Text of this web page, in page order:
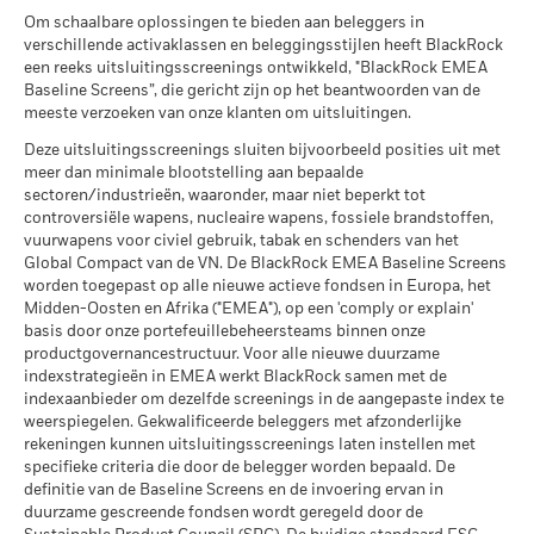
belegging kan stijgen of dalen als gevolg van
valutaschommelingen als uw belegging wordt gedaan in een
andere valuta dan die gebruikt in de berekening van de
prestaties in het verleden. Bron: Blackrock
(kapitalisatieaandelen) bedraagt 1,32% (max. EUR 4.000).
Ontvangen dividenden van distributieaandelen zijn
onderworpen aan de Belgische roerende voorheffing van
30%. De Belgische roerende voorheffing die toegepast wordt
wederinkoopprijs van kapitalisatie- en distributieaandelen
die meer dan 10% van hun activa beleggen in om het even
welk type van schuldvorderingen, bedraagt 30%.
Publicatie van de netto-inventariswaarde:
www.blackrock.com/be , De Tijd,www.fundinfo.com. Gelieve
voor klachten over dit fonds contact op te nemen met
BlackRock op het nummer 02 402 49 00, of een e-mail te
sturen naar belux@blackrock.com.Voor uw veiligheid worden
telefoongesprekken doorgaans opgenomen.
U kunt ook
contact opnemen met de Consumer Mediation Service. Meer
informatie vindt u ophttp://www.ombudsfin.be.
Gematigd
Wat u kunt terugkrijgen na aftrek van
Gemiddeld rendement per jaar
Gunstig
Wat u kunt terugkrijgen na aftrek van
Het stressscenario laat zien wat u zou kunnen terugkrijgen in
extreme marktomstandigheden.
MSCI ESG-Fondsrating (AAA-
CCC)
per 17/jul/2026
MSCI ESG-kwaliteitsscore (0-
per 17/jul/2026
Wereldwijde classificatie van
fondsen door Lipper
Bond EUR Short Term
MSCI Gewogen Gemiddelde
Koolstofintensiteit (ton CO2-
eq/$ miljoen OMZET)
per 17/jul/2026
103,15
MSCI ESG % Dekking
per 17/jul/2026
MSCI ESG-kwaliteitsscore –
Percentiel peer
per 17/jul/2026
56,41
Fondsen in peergroup
per 17/jul/2026
per 30/jun/2026
MSCI – Overtreders van
Global Compact van de VN
per 30/jun/2026
0,00%
MSCI – Ketelkool
per 30/jun/2026
0,00%
MSCI – Oliezand
per 30/jun/2026
Betrokkenheid van
bedrijfsleven Dekking
per 30/jun/2026
Percentage niet-gedekt
Fonds
per 30/jun/2026
55,83%
De blootstellingen van BlackRock inzake betrokkenheid van
het bedrijfsleven, zoals hierboven weergegeven voor
BlackRock Global Funds - Prospectus (French
- Belgium^France)
Alle documenten
Om schaalbare oplossingen te bieden aan beleggers in
verschillende activaklassen en beleggingsstijlen heeft BlackRock
een reeks uitsluitingsscreenings ontwikkeld, "BlackRock EMEA
Baseline Screens”, die gericht zijn op het beantwoorden van de
meeste verzoeken van onze klanten om uitsluitingen.
Deze uitsluitingsscreenings sluiten bijvoorbeeld posities uit met
meer dan minimale blootstelling aan bepaalde
sectoren/industrieën, waaronder, maar niet beperkt tot
controversiële wapens, nucleaire wapens, fossiele brandstoffen,
vuurwapens voor civiel gebruik, tabak en schenders van het
Global Compact van de VN. De BlackRock EMEA Baseline Screens
worden toegepast op alle nieuwe actieve fondsen in Europa, het
Midden-Oosten en Afrika ("EMEA"), op een 'comply or explain'
basis door onze portefeuillebeheersteams binnen onze
productgovernancestructuur. Voor alle nieuwe duurzame
indexstrategieën in EMEA werkt BlackRock samen met de
indexaanbieder om dezelfde screenings in de aangepaste index te
weerspiegelen. Gekwalificeerde beleggers met afzonderlijke
rekeningen kunnen uitsluitingsscreenings laten instellen met
specifieke criteria die door de belegger worden bepaald. De
definitie van de Baseline Screens en de invoering ervan in
duurzame gescreende fondsen wordt geregeld door de